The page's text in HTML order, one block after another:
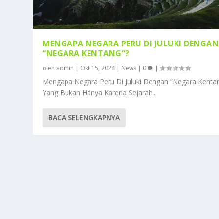
MENGAPA NEGARA PERU DI JULUKI DENGAN
“NEGARA KENTANG”?
oleh admin | Okt 15, 2024| News | 0 |
Mengapa Negara Peru Di Juluki Dengan “Negara
Yang Bukan Hanya Karena Sejarah...
BACA SELENGKAPNYA